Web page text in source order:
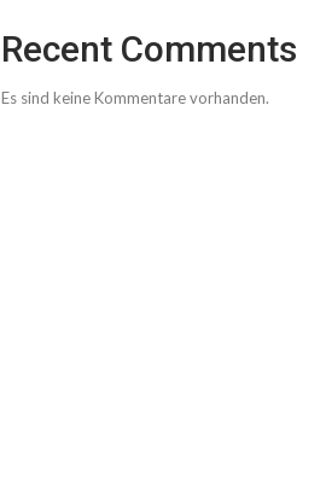
Recent Comments
Es sind keine Kommentare vorhanden.